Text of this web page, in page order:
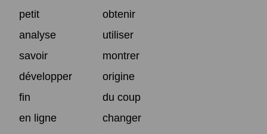
petit
obtenir
analyse
utiliser
savoir
montrer
développer
origine
fin
du coup
en ligne
changer